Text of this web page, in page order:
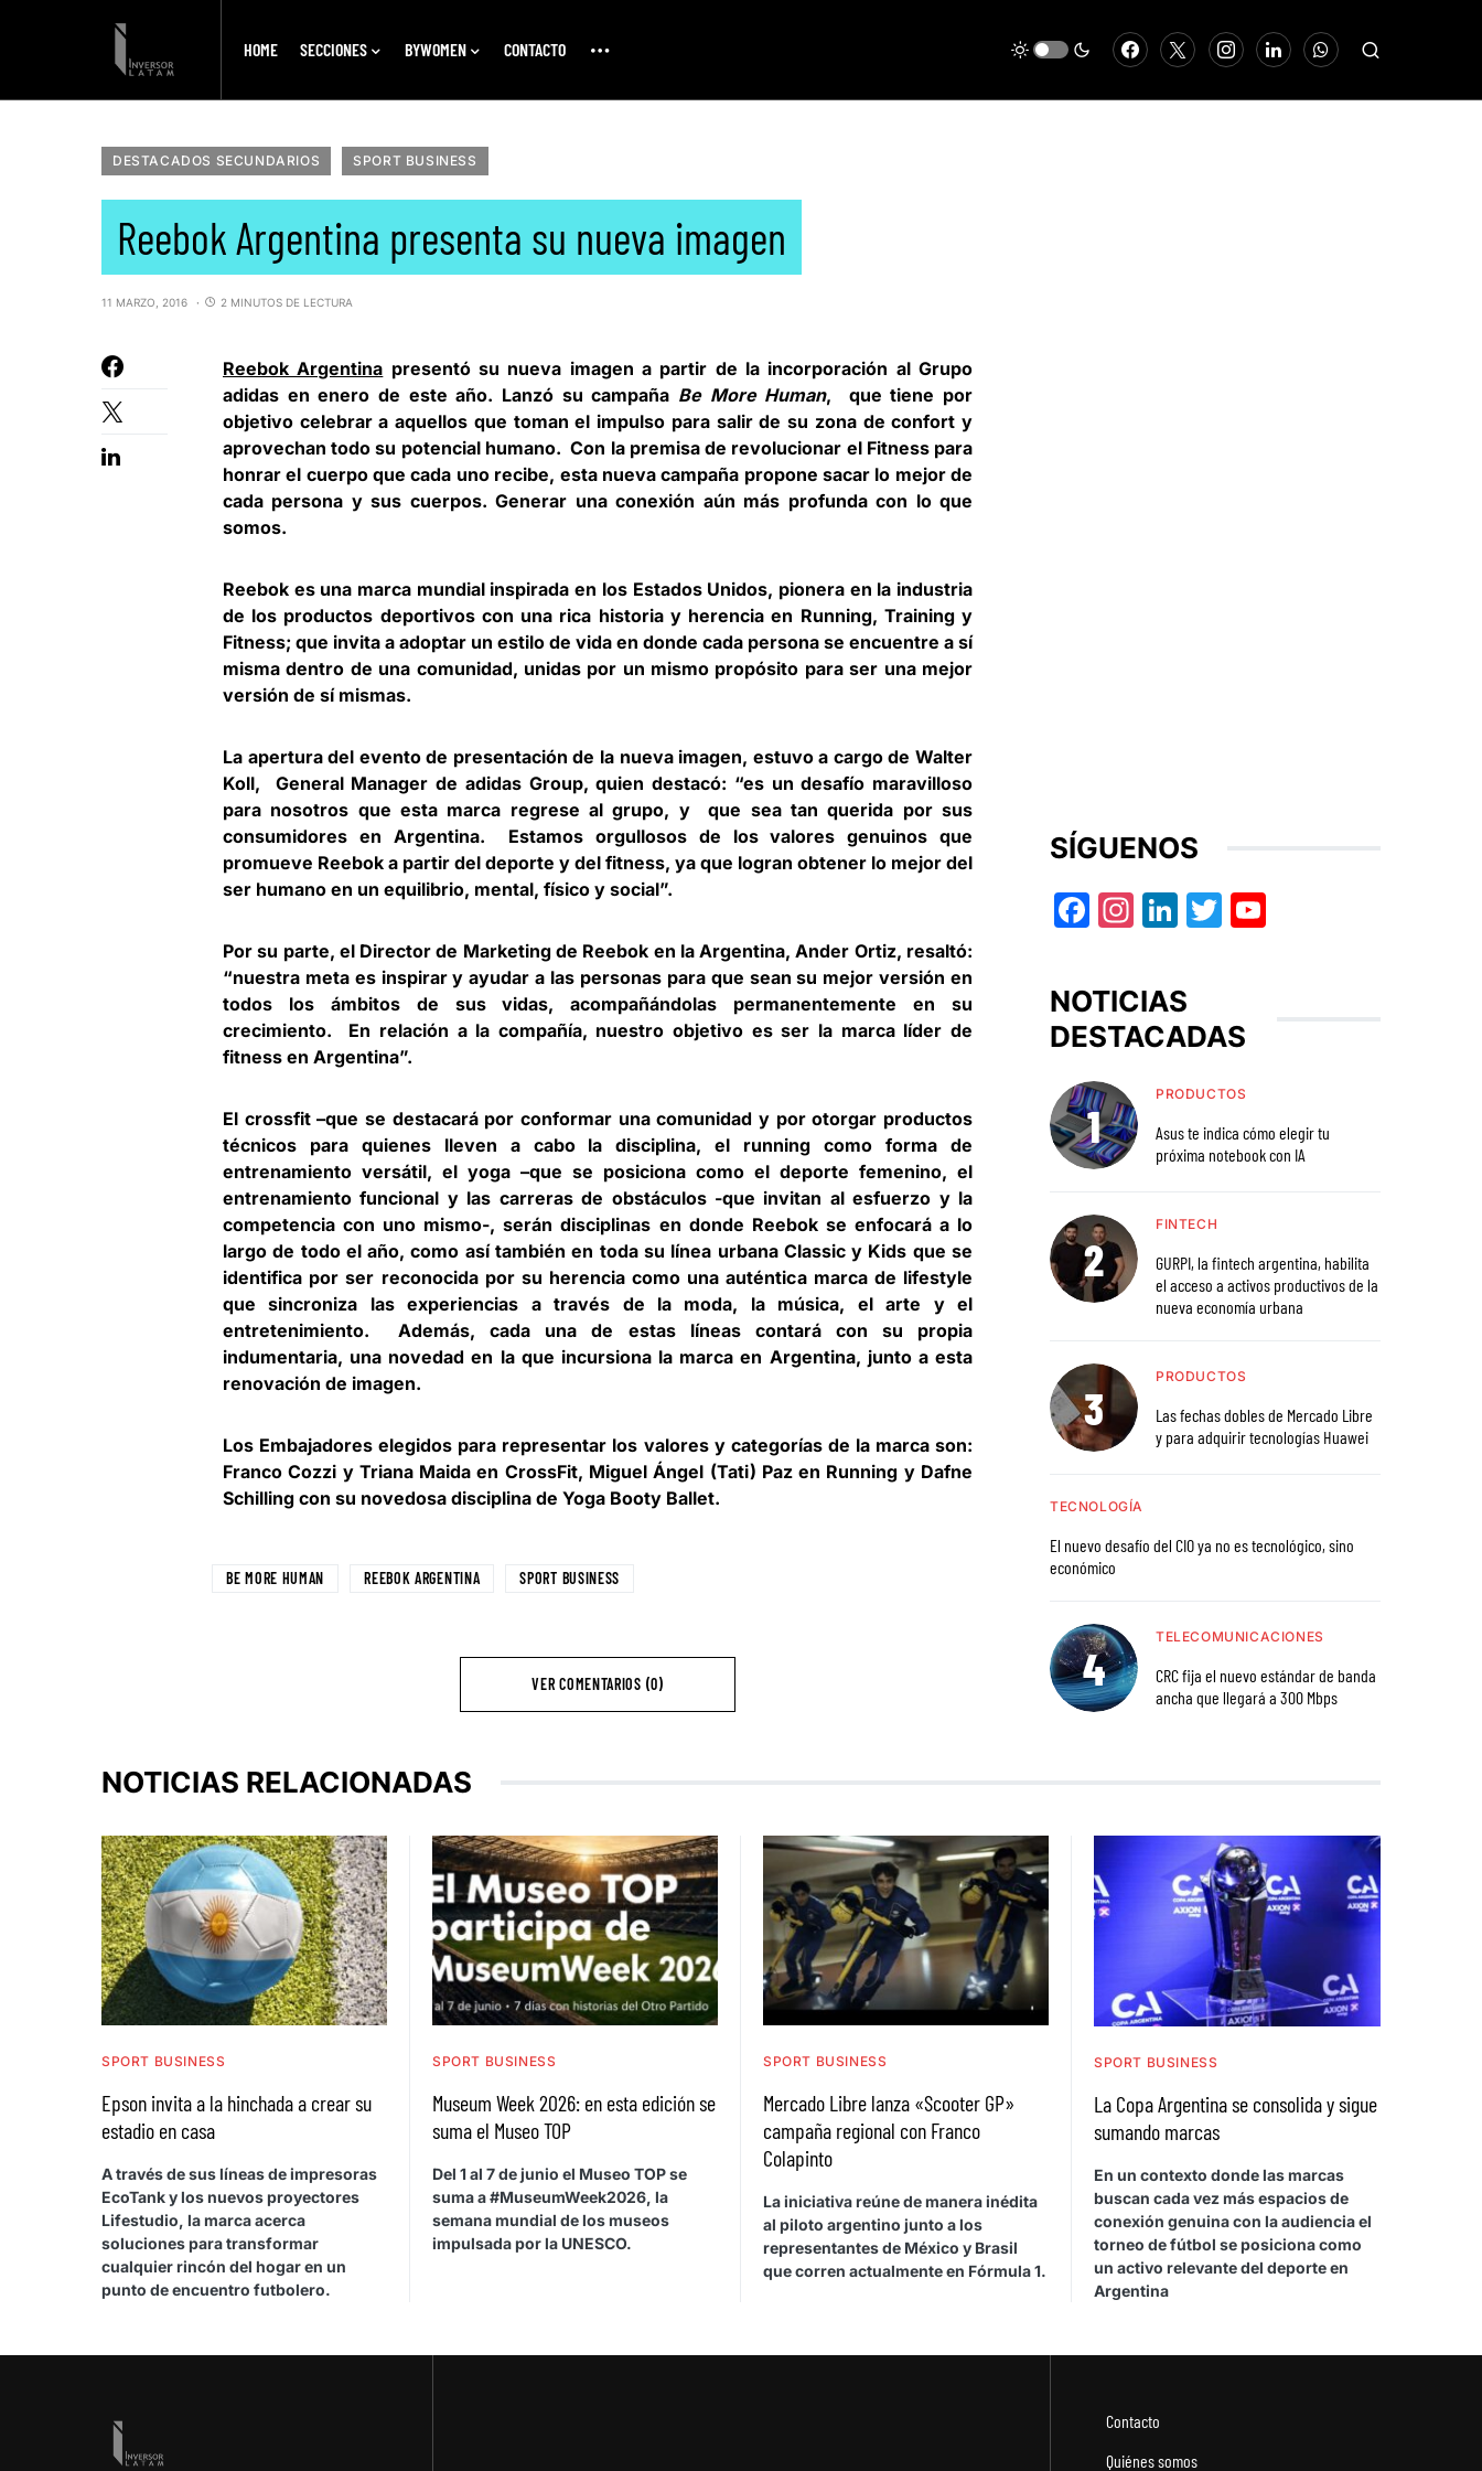
HOME SECCIONES BYWOMEN CONTACTO
DESTACADOS SECUNDARIOS SPORT BUSINESS
Reebok Argentina presenta su nueva imagen
11 MARZO, 2016 2 MINUTOS DE LECTURA
Reebok Argentina presentó su nueva imagen a partir de la incorporación alGrupo
adidas en enero de este año. Lanzó su campaña Be More Human, que tiene por
objetivo celebrar a aquellos que toman el impulso para salir de su zona de confort y
aprovechan todo su potencial humano. Con la premisa de revolucionar el Fitness para
honrar el cuerpo que cada uno recibe, esta nueva campaña propone sacar lo mejor de
cada persona y sus cuerpos. Generar una conexión aún más profunda con lo que
somos.
Reebok es una marca mundial inspirada en los Estados Unidos, pionera en la industria
de los productos deportivos con una rica historia y herencia en Running, Training y
Fitness; que invita a adoptar un estilo de vida en donde cada persona se encuentre a sí
misma dentro de una comunidad, unidas por un mismo propósito para ser una mejor
versión de sí mismas.
La apertura del evento de presentación de la nueva imagen, estuvo a cargo de Walter
Koll, General Manager de adidas Group, quien destacó: “es un desafío maravilloso
para nosotros que esta marca regrese al grupo, y que sea tan querida por sus
consumidores en Argentina. Estamos orgullosos de los valores genuinos que
promueve Reebok a partir del deporte y del fitness, ya que logran obtener lo mejor del
ser humano en un equilibrio, mental, físico y social”.
Por su parte, el Director de Marketing de Reebok en la Argentina, Ander Ortiz, resaltó:
“nuestra meta es inspirar y ayudar a las personas para que sean su mejor versión en
todos los ámbitos de sus vidas, acompañándolas permanentemente en su
crecimiento. En relación a la compañía, nuestro objetivo es ser la marca líder de
fitness en Argentina”.
El crossfit –que se destacará por conformar una comunidad y por otorgar productos
técnicos para quienes lleven a cabo la disciplina, el running como forma de
entrenamiento versátil, el yoga –que se posiciona como el deporte femenino, el
entrenamiento funcional y las carreras de obstáculos -que invitan al esfuerzo y la
competencia con uno mismo-, serán disciplinas en donde Reebok se enfocará a lo
largo de todo el año, como así también en toda su línea urbana Classic y Kids que se
identifica por ser reconocida por su herencia como una auténtica marca de lifestyle
que sincroniza las experiencias a través de la moda, la música, el arte y el
entretenimiento. Además, cada una de estas líneas contará con su propia
indumentaria, una novedad en la que incursiona la marca en Argentina, junto a esta
renovación de imagen.
Los Embajadores elegidos para representar los valores y categorías de la marca son:
Franco Cozzi y Triana Maida en CrossFit, Miguel Ángel (Tati) Paz en Running y Dafne
Schilling con su novedosa disciplina de Yoga Booty Ballet.
BE MORE HUMAN REEBOK ARGENTINA SPORT BUSINESS
VER COMENTARIOS (0)
SÍGUENOS
Facebook
Instagram
LinkedIn
Twitter
NOTICIAS
DESTACADAS
PRODUCTOS
Asus te indica cómo elegir tu
próxima notebook con IA
FINTECH
GURPI, la fintech argentina, habilita
el acceso a activos productivos de la
nueva economía urbana
PRODUCTOS
Las fechas dobles de Mercado Libre
y para adquirir tecnologías Huawei
TECNOLOGÍA
El nuevo desafío del CIO ya no es tecnológico, sino
económico
TELECOMUNICACIONES
CRC fija el nuevo estándar de banda
ancha que llegará a 300 Mbps
NOTICIAS RELACIONADAS
SPORT BUSINESS
Epson invita a la hinchada a crear su
estadio en casa
A través de sus líneas de impresoras
EcoTank y los nuevos proyectores
Lifestudio, la marca acerca
soluciones para transformar
cualquier rincón del hogar en un
punto de encuentro futbolero.
SPORT BUSINESS
Museum Week 2026: en esta edición se
suma el Museo TOP
Del 1 al 7 de junio el Museo TOP se
suma a #MuseumWeek2026, la
semana mundial de los museos
impulsada por la UNESCO.
SPORT BUSINESS
Mercado Libre lanza «Scooter GP»
campaña regional con Franco
Colapinto
La iniciativa reúne de manera inédita
al piloto argentino junto a los
representantes de México y Brasil
que corren actualmente en Fórmula 1.
SPORT BUSINESS
La Copa Argentina se consolida y sigue
sumando marcas
En un contexto donde las marcas
buscan cada vez más espacios de
conexión genuina con la audiencia el
torneo de fútbol se posiciona como
un activo relevante del deporte en
Argentina
Contacto
Quiénes somos